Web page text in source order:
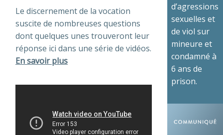
Le discernement de la vocation
suscite de nombreuses questions
dont quelques unes trouveront leur
réponse ici dans une série de vidéos.
En savoir plus
d’agressions
sexuelles et
de viol sur
mineure et
condamné à
6 ans de
prison.